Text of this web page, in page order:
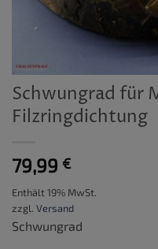
Schwungrad für
Filzringdichtung
79,99 €
Enthält 19% MwSt.
zzgl. Versand
Schwungrad